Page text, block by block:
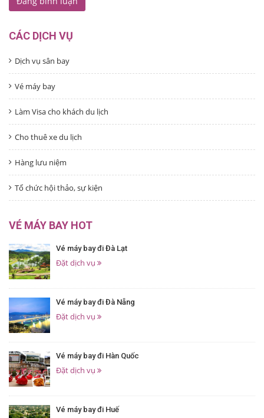
CÁC DỊCH VỤ
Dịch vụ sân bay
Vé máy bay
Làm Visa cho khách du lịch
Cho thuê xe du lịch
Hàng lưu niệm
Tổ chức hội thảo, sự kiện
VÉ MÁY BAY HOT
Vé máy bay đi Đà Lạt
Đặt dịch vụ
Vé máy bay đi Đà Nẵng
Đặt dịch vụ
Vé máy bay đi Hàn Quốc
Đặt dịch vụ
Vé máy bay đi Huế